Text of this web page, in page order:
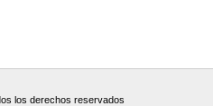
los derechos reservados